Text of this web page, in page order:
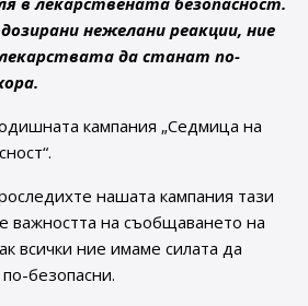
нежелани реакции, ние
да станат по-
кампания „Седмица на
нашата кампания тази
важността на съобщаването на
всички ние имаме силата да
безопасни.